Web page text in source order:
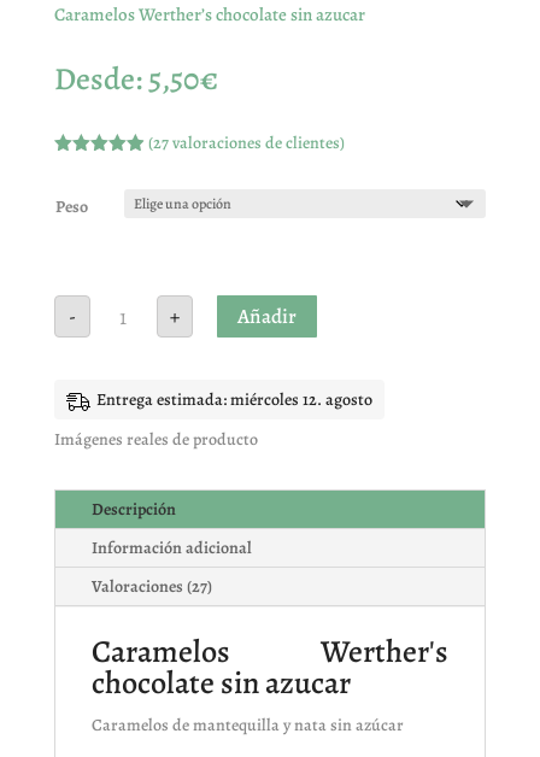
Caramelos Werther’s chocolate sin azucar
Desde:5,50€
5 en base
a
(27valoraciones de clientes)
Peso
-
Caramelos
Werther's
chocolate
+ Añadir
Entrega estimada: miércoles 12. agosto
Imágenes reales de producto
Descripción
Información adicional
Valoraciones (27)
Caramelos Werther's
chocolate sin azucar
Caramelos de mantequilla y nata sin azúcar